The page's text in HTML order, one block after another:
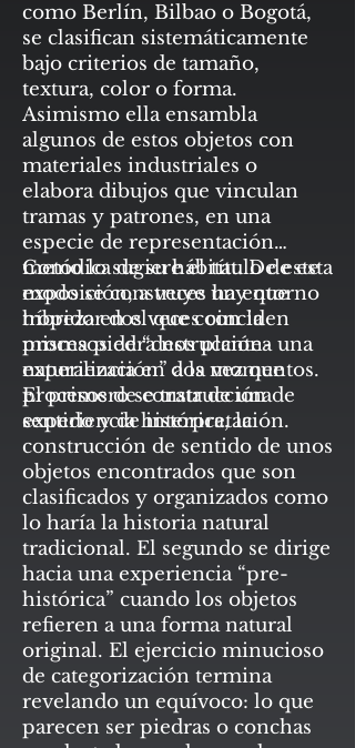
como Berlín, Bilbao o Bogotá,
se clasifican sistemáticamente
bajo criterios de tamaño,
textura, color o forma.
Asimismo ella ensambla
algunos de estos objetos con
materiales industriales o
elabora dibujos que vinculan
tramas y patrones, en una
especie de representación
metódica de su hábitat. De este
modo se construye un entorno
híbrido en el que coinciden
procesos de “destrucción-
naturalización” a la vez que
procesos de construcción de
sentido y de interpretación.
Como lo sugiere el título de esta
exposición, a veces hay que
tropezar dos veces con la
misma piedra nos plantea una
experiencia en dos momentos.
El primero se trata de una
experiencia histórica, la
construcción de sentido de unos
objetos encontrados que son
clasificados y organizados como
lo haría la historia natural
tradicional. El segundo se dirige
hacia una experiencia “pre-
histórica” cuando los objetos
refieren a una forma natural
original. El ejercicio minucioso
de categorización termina
revelando un equívoco: lo que
parecen ser piedras o conchas